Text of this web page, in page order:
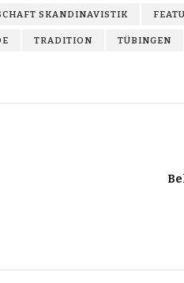
SKANDINAVISTIK
TRADITION TÜBINGEN